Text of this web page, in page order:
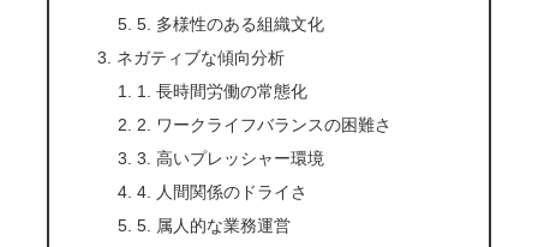
5. 多様性のある組織文化
ネガティブな傾向分析
1. 長時間労働の常態化
2. ワークライフバランスの困難さ
3. 高いプレッシャー環境
4. 人間関係のドライさ
5. 属人的な業務運営